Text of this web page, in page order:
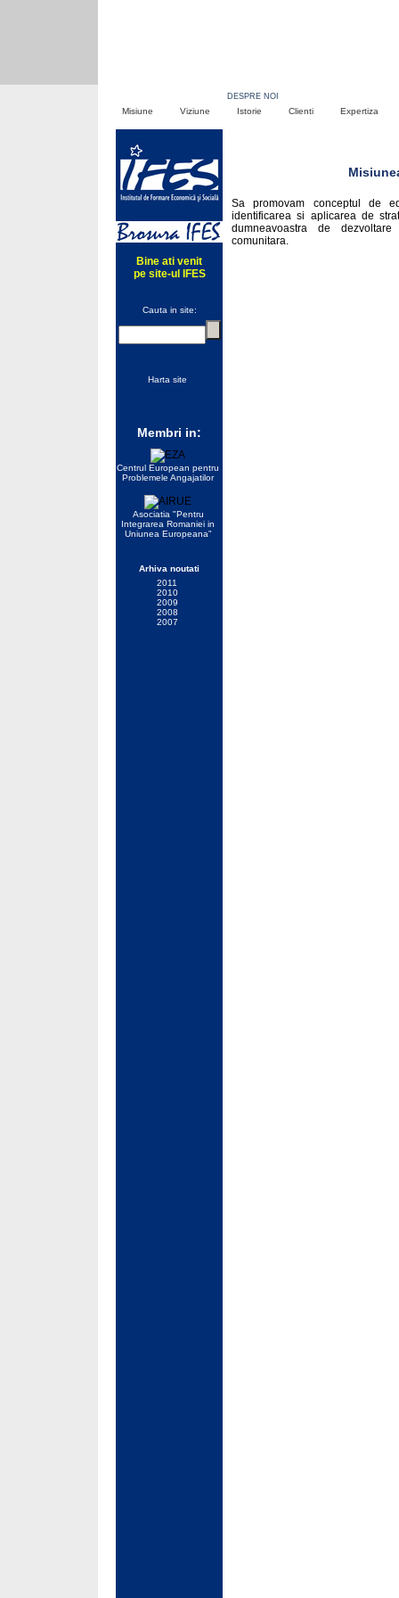
DESPRE NOI
Misiune Viziune Istorie Clienti Expertiza
Bine ati venit
pe site-ul IFES
Cauta in site:
Harta site
Membri in:
Centrul European pentru
Problemele Angajatilor
Asociatia "Pentru
Integrarea Romaniei in
Uniunea Europeana"
Arhiva noutati
2011
2010
2009
2008
2007
Sa promovam conceptul de
identificarea si aplicarea de
dumneavoastra de
comunitara.